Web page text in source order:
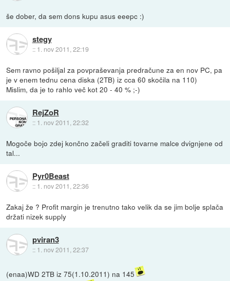
še dober, da sem dons kupu asus eeepc :)
stegy
:: 1. nov 2011, 22:19
Sem ravno pošiljal za povpraševanja predračune za en nov PC, pa
je v enem tednu cena diska (2TB) iz cca 60 skočila na 110)
Mislim, da je to rahlo več kot 20 - 40 % ;-)
RejZoR
:: 1. nov 2011, 22:32
Mogoče bojo zdej končno začeli graditi tovarne malce dvignjene od
tal...
Pyr0Beast
:: 1. nov 2011, 22:36
Zakaj že ? Profit margin je trenutno tako velik da se jim bolje splača
držati nizek supply
pviran3
:: 1. nov 2011, 22:37
(enaa)WD 2TB iz 75(1.10.2011) na 145